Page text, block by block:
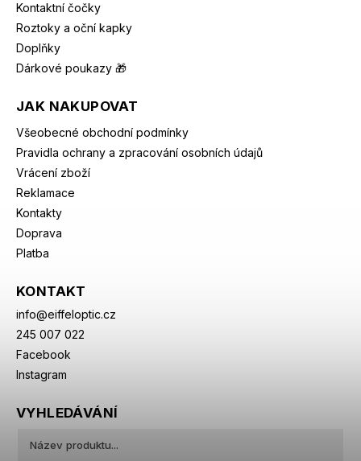
Kontaktní čočky
Roztoky a oční kapky
Doplňky
Dárkové poukazy 🎁
JAK NAKUPOVAT
Všeobecné obchodní podmínky
Pravidla ochrany a zpracování osobních údajů
Vrácení zboží
Reklamace
Kontakty
Doprava
Platba
KONTAKT
info@eiffeloptic.cz
245 007 022
Facebook
Instagram
VYHLEDÁVÁNÍ